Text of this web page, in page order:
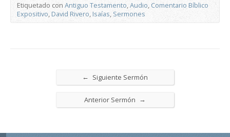
Etiquetado conAntiguo Testamento,Audio,Comentario Bíblico
Expositivo,David Rivero,Isaías,Sermones
← Siguiente Sermón
Anterior Sermón →